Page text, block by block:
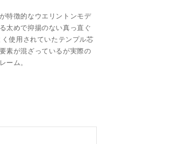
特徴的なウエリントンモデ
太めで抑揚のない真っ直ぐ
使用されていたテンプル芯
素が混ざっているが実際の
ーム。